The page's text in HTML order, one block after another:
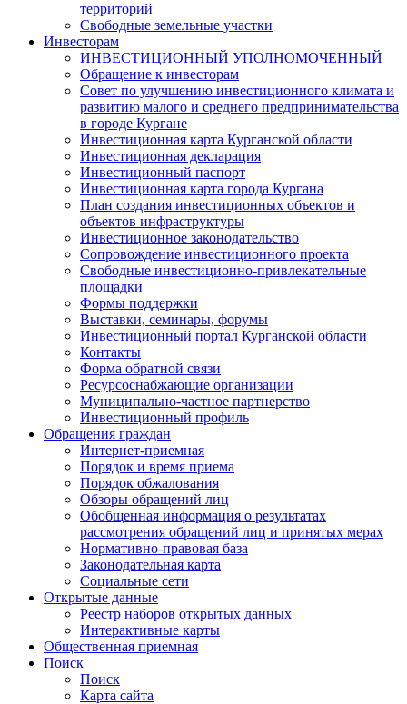
территорий
Свободные земельные участки
Инвесторам
ИНВЕСТИЦИОННЫЙ УПОЛНОМОЧЕННЫЙ
Обращение к инвесторам
Совет по улучшению инвестиционного климата и
развитию малого и среднего предпринимательства
в городе Кургане
Инвестиционная карта Курганской области
Инвестиционная декларация
Инвестиционный паспорт
Инвестиционная карта города Кургана
План создания инвестиционных объектов и
объектов инфраструктуры
Инвестиционное законодательство
Сопровождение инвестиционного проекта
Свободные инвестиционно-привлекательные
площадки
Формы поддержки
Выставки, семинары, форумы
Инвестиционный портал Курганской области
Контакты
Форма обратной связи
Ресурсоснабжающие организации
Муниципально-частное партнерство
Инвестиционный профиль
Обращения граждан
Интернет-приемная
Порядок и время приема
Порядок обжалования
Обзоры обращений лиц
Обобщенная информация о результатах
рассмотрения обращений лиц и принятых мерах
Нормативно-правовая база
Законодательная карта
Социальные сети
Открытые данные
Реестр наборов открытых данных
Интерактивные карты
Общественная приемная
Поиск
Поиск
Карта сайта